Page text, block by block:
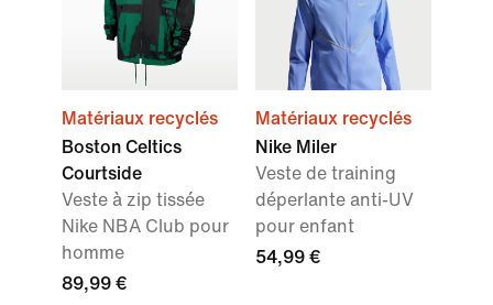
Matériaux recyclés
Boston Celtics
Courtside
Veste à zip tissée
Nike NBA Club pour
homme
89,99 €
Matériaux recyclés
Nike Miler
Veste de training
déperlante anti-UV
pour enfant
54,99 €